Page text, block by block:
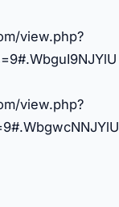
view.php?
view.php?